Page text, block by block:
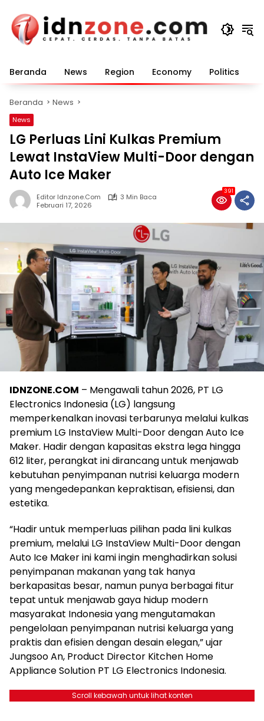
konten
Beranda News Region Economy Politics
Beranda News
News
LG Perluas Lini Kulkas Premium
Lewat InstaView Multi-Door dengan
Auto Ice Maker
Editor Idnzone.com
3 Min Baca
Februari 17, 2026
391
IDNZONE.COM – Mengawali tahun 2026, PT LG
Electronics Indonesia (LG) langsung
memperkenalkan inovasi terbarunya melalui kulkas
premium LG InstaView Multi-Door dengan Auto Ice
Maker. Hadir dengan kapasitas ekstra lega hingga
612 liter, perangkat ini dirancang untuk menjawab
kebutuhan penyimpanan nutrisi keluarga modern
yang mengedepankan kepraktisan, efisiensi, dan
estetika.
“Hadir untuk memperluas pilihan pada lini kulkas
premium, melalui LG InstaView Multi-Door dengan
Auto Ice Maker ini kami ingin menghadirkan solusi
penyimpanan makanan yang tak hanya
berkapasitas besar, namun punya berbagai fitur
tepat untuk menjawab gaya hidup modern
masyarakat Indonesia yang mengutamakan
pengelolaan penyimpanan nutrisi keluarga yang
praktis dan efisien dengan desain elegan,” ujar
Jungsoo An, Product Director Kitchen Home
Appliance Solution PT LG Electronics Indonesia.
Scroll kebawah untuk lihat konten